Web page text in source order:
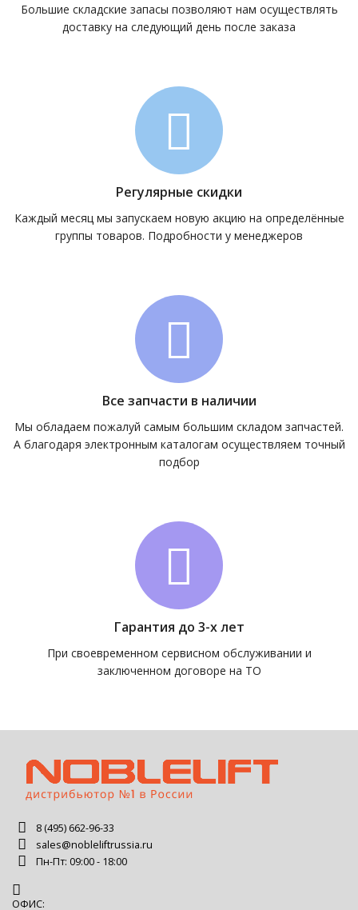
Большие складские запасы позволяют нам осуществлять
доставку на следующий день после заказа
Регулярные скидки
Каждый месяц мы запускаем новую акцию на определённые
группы товаров. Подробности у менеджеров
Все запчасти в наличии
Мы обладаем пожалуй самым большим складом запчастей.
А благодаря электронным каталогам осуществляем точный
подбор
Гарантия до 3-х лет
При своевременном сервисном обслуживании и
заключенном договоре на ТО
8 (495) 662-96-33
sales@nobleliftrussia.ru
Пн-Пт: 09:00 - 18:00
ОФИС: